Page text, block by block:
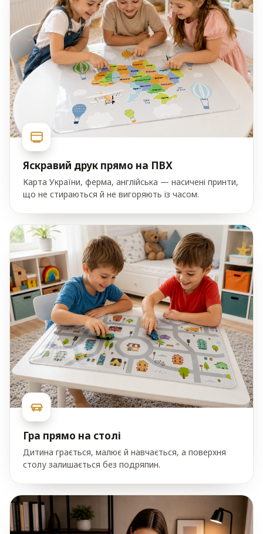
Яскравий друк прямо на ПВХ
Карта України, ферма, англійська — насичені принти,
що не стираються й не вигоряють із часом.
Гра прямо на столі
Дитина грається, малює й навчається, а поверхня
столу залишається без подряпин.